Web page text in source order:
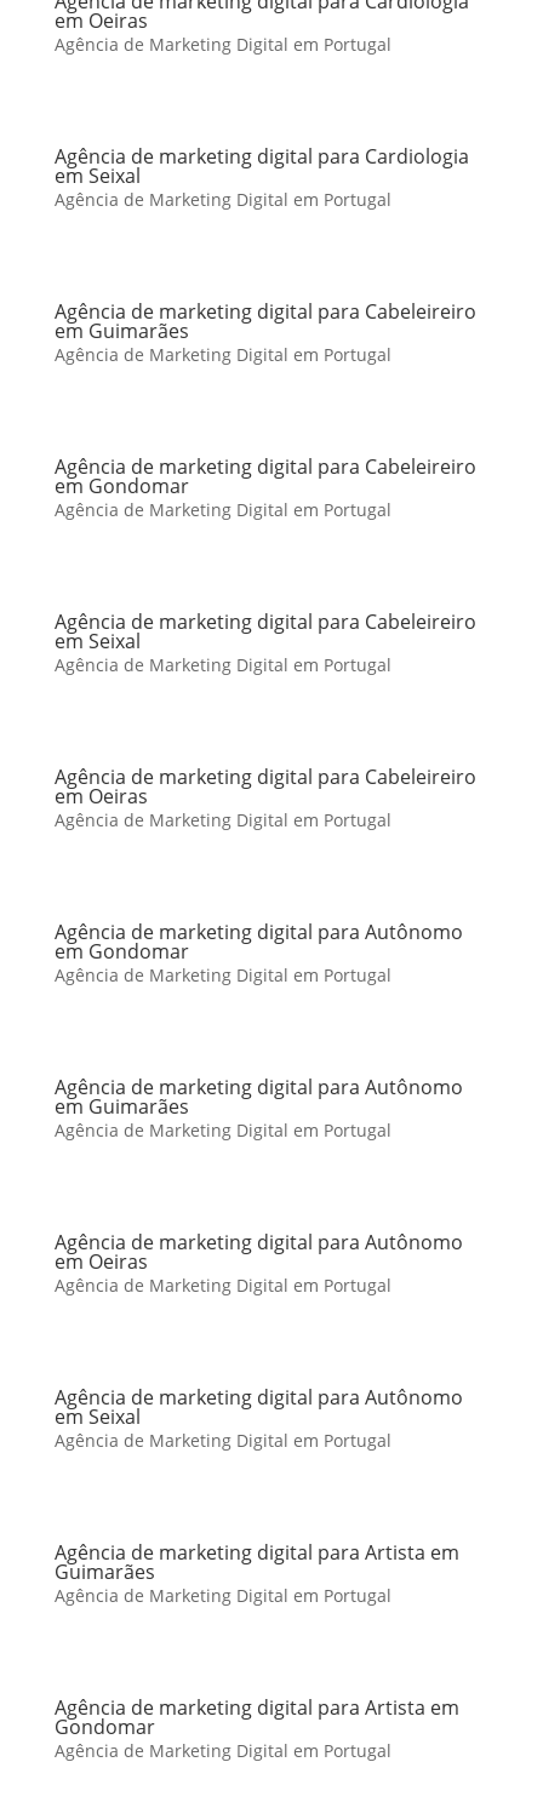
em Oeiras
Agência de Marketing Digital em Portugal
Agência de marketing digital para Cardiologia
em Seixal
Agência de Marketing Digital em Portugal
Agência de marketing digital para Cabeleireiro
em Guimarães
Agência de Marketing Digital em Portugal
Agência de marketing digital para Cabeleireiro
em Gondomar
Agência de Marketing Digital em Portugal
Agência de marketing digital para Cabeleireiro
em Seixal
Agência de Marketing Digital em Portugal
Agência de marketing digital para Cabeleireiro
em Oeiras
Agência de Marketing Digital em Portugal
Agência de marketing digital para Autônomo
em Gondomar
Agência de Marketing Digital em Portugal
Agência de marketing digital para Autônomo
em Guimarães
Agência de Marketing Digital em Portugal
Agência de marketing digital para Autônomo
em Oeiras
Agência de Marketing Digital em Portugal
Agência de marketing digital para Autônomo
em Seixal
Agência de Marketing Digital em Portugal
Agência de marketing digital para Artista em
Guimarães
Agência de Marketing Digital em Portugal
Agência de marketing digital para Artista em
Gondomar
Agência de Marketing Digital em Portugal